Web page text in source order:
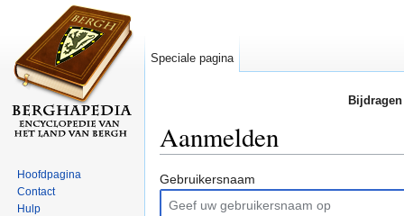
Aanmelden
Gebruikersnaam
Speciale pagina
Hoofdpagina
Contact
Hulp